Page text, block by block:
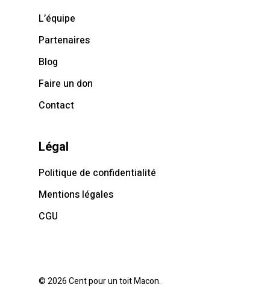
L’équipe
Partenaires
Blog
Faire un don
Contact
Légal
Politique de confidentialité
Mentions légales
CGU
© 2026 Cent pour un toit Macon.